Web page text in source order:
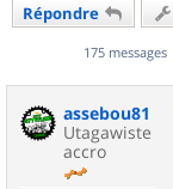
Répondre
175 messages
assebou81
Utagawiste
accro